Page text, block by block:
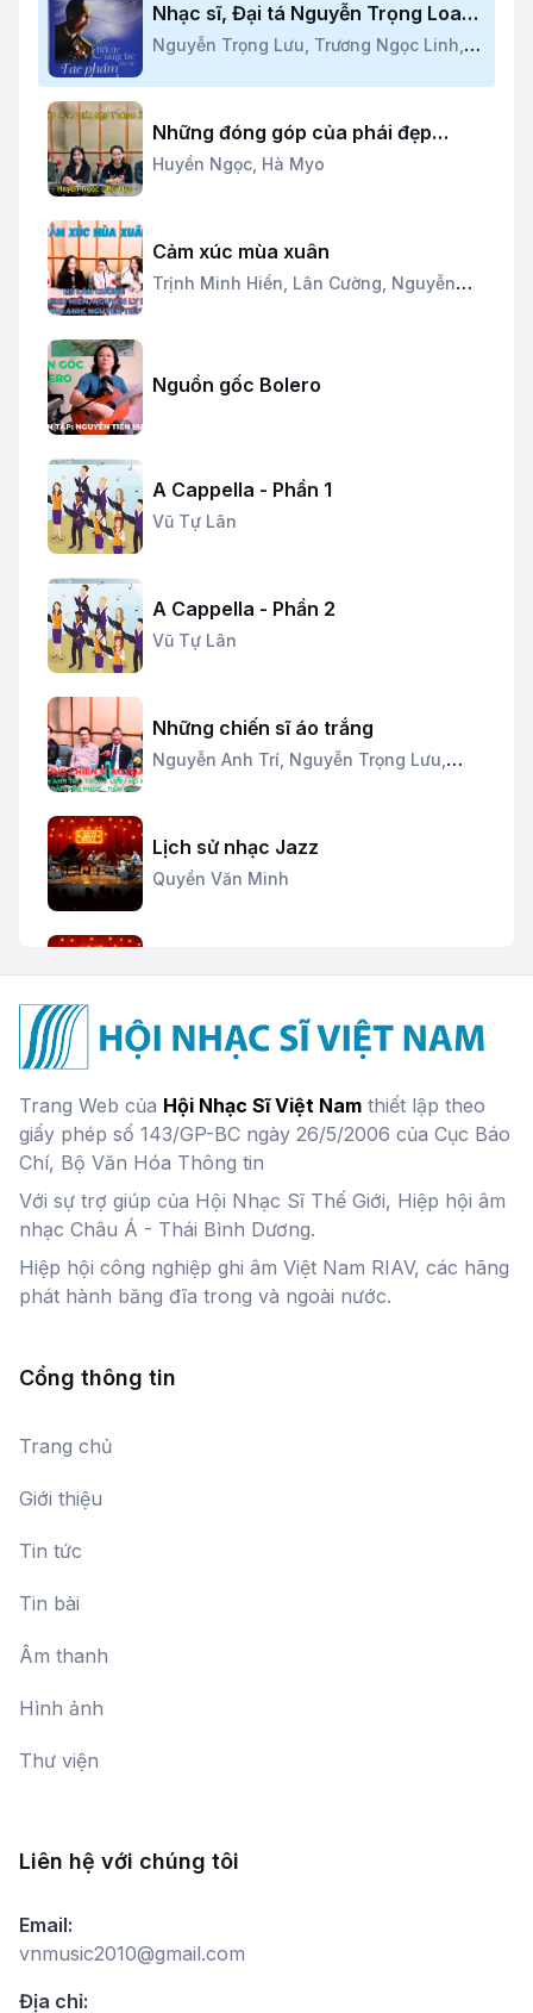
Nhạc sĩ, Đại tá Nguyễn Trọng Loan
– Hồi ức sáng tác và các tác phẩm
âm nhạc
Nguyễn Trọng Lưu, Trương Ngọc Linh,
Những đóng góp của phái đẹp
trong hoạt động âm nhạc
Huyền Ngọc, Hà Myo
Cảm xúc mùa xuân
Trịnh Minh Hiền, Lân Cường, Nguyễn
Nguồn gốc Bolero
A Cappella - Phần 1
Vũ Tự Lân
A Cappella - Phần 2
Vũ Tự Lân
Những chiến sĩ áo trắng
Nguyễn Anh Trí, Nguyễn Trọng Lưu,
Lịch sử nhạc Jazz
Quyền Văn Minh
Hình tượng âm nhạc - Phần 1
Hình tượng âm nhạc - Phần 2
(Phần 1)
Trang Web của Hội Nhạc Sĩ Việt Nam thiết lập theo
giấy phép số 143/GP-BC ngày 26/5/2006 của Cục Báo
Chí, Bộ Văn Hóa Thông tin
Với sự trợ giúp của Hội Nhạc Sĩ Thế Giới, Hiệp hội âm
nhạc Châu Á - Thái Bình Dương.
Hiệp hội công nghiệp ghi âm Việt Nam RIAV, các hãng
phát hành băng đĩa trong và ngoài nước.
Cổng thông tin
Trang chủ
Giới thiệu
Tin tức
Tin bài
Âm thanh
Hình ảnh
Thư viện
Liên hệ với chúng tôi
Email:
vnmusic2010@gmail.com
Địa chỉ: